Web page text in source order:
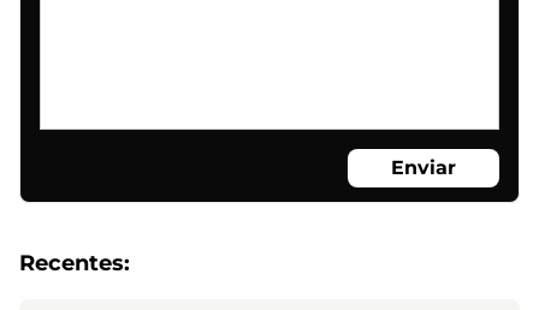
Enviar
Recentes: